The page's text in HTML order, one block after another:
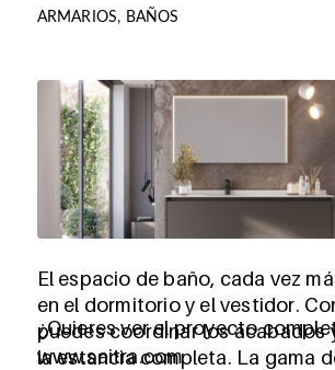
ARMARIOS, BAÑOS
El espacio de baño, cada vez
en el dormitorio y el vestidor.
puedes coordinar los acabados
la estancia completa. La gama
¿Quieres ver el proyecto
www.saitra.com